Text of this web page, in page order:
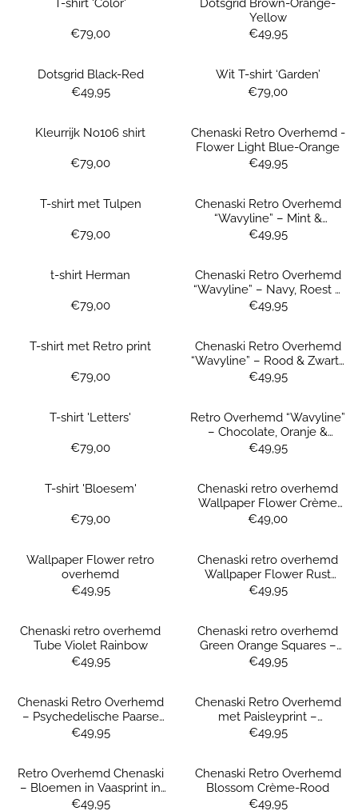
Prijs: 79,00
€79,00
Yellow
Prijs: 49,95
€49,95
Dotsgrid Black-Red
Prijs: 49,95
€49,95
Wit T-shirt ‘Garden’
Prijs: 79,00
€79,00
Kleurrijk No106 shirt
Prijs: 79,00
€79,00
Chenaski Retro Overhemd -
Flower Light Blue-Orange
Prijs: 49,95
€49,95
T-shirt met Tulpen
Prijs: 79,00
€79,00
Chenaski Retro Overhemd
“Wavyline” – Mint &
Donkergroen
Prijs: 49,95
€49,95
t-shirt Herman
Prijs: 79,00
€79,00
Chenaski Retro Overhemd
“Wavyline” – Navy, Roest &
GeelPrijs: 49,95
€49,95
T-shirt met Retro print
Prijs: 79,00
€79,00
Chenaski Retro Overhemd
“Wavyline” – Rood & Zwart |
Seventies Vibe
Prijs: 49,95
€49,95
T-shirt 'Letters'
Prijs: 79,00
€79,00
Retro Overhemd “Wavyline”
– Chocolate, Oranje &
Crème | Swinging 60’s Vibe
Prijs: 49,95
€49,95
T-shirt 'Bloesem'
Prijs: 79,00
€79,00
Chenaski retro overhemd
Wallpaper Flower Crème
Rust Mustard – bohemian
Prijs: 49,00
€49,00
Wallpaper Flower retro
overhemd
Prijs: 49,95
€49,95
Chenaski retro overhemd
Wallpaper Flower Rust
Green Turquoise
Prijs: 49,95
€49,95
Chenaski retro overhemd
Tube Violet Rainbow
Prijs: 49,95
€49,95
Chenaski retro overhemd
Green Orange Squares –
70’s design met
Prijs: 49,95
€49,95
Chenaski Retro Overhemd
– Psychedelische Paarse
VierkantenPrijs: 49,95
€49,95
Chenaski Retro Overhemd
met Paisleyprint –
Petrolblauw, Oker &
Prijs: 49,95
€49,95
Retro Overhemd Chenaski
– Bloemen in Vaasprint in
FrisgroenPrijs: 49,95
€49,95
Chenaski Retro Overhemd
Blossom Crème-Rood
Prijs: 49,95
€49,95